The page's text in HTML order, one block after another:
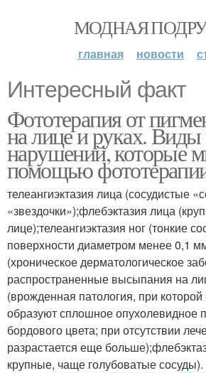
МОДНАЯ
главная новости
Интересный факт
Фототерапия от
на лице и руках. Виды
нарушений, которые
помощью
телеангиэктазия лица (сосудистые
«звездочки»);флебэктазия лица
лице);телеангиэктазия ног (тонкие
поверхности диаметром менее 0,1
(хроническое дерматологическое
распространенные высыпания на
(врожденная патология, при
образуют сплошное опухолевидное
бордового цвета; при отсутствии
разрастается еще
крупные, чаще голубоватые сосуды).